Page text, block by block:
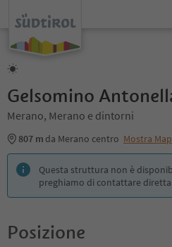
Gelsomino
Merano, Merano e dintorni
807 m da Merano centro Mostra
Questa struttura non è
preghiamo di contattare
Posizione